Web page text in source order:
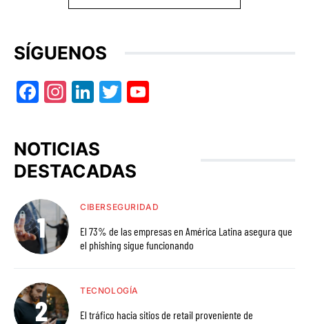
SÍGUENOS
Facebook
Instagram
LinkedIn
Twitter
NOTICIAS
DESTACADAS
CIBERSEGURIDAD
El 73% de las empresas en América Latina asegura que
el phishing sigue funcionando
TECNOLOGÍA
El tráfico hacia sitios de retail proveniente de